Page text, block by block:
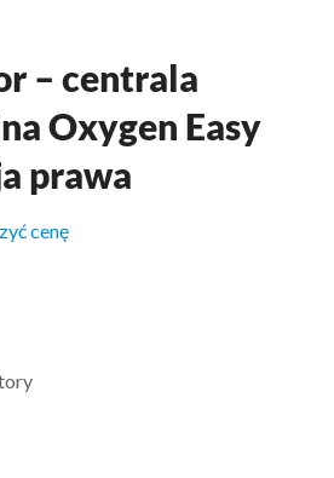
– centrala
Oxygen Easy
prawa
cenę